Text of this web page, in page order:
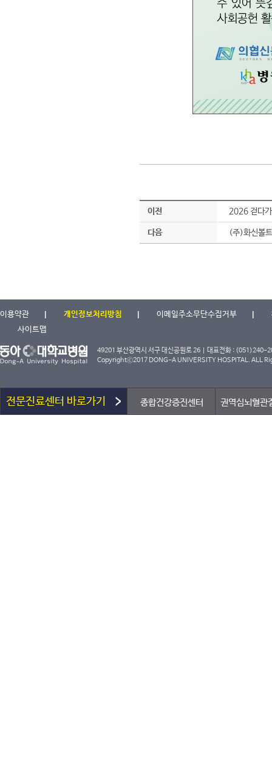
이전 2026 걷다
다음 (주)화신볼
전문진료센터 바로가기 종합건강증진센터 권역심뇌혈관
이용약관 개인정보처리방침 이메일주소무단수집거부
사이트맵
49201 부산광역시 서구 대신공원로 26 | 대표전화 :
Copyrightⓒ2017 DONG-A UNIVERSITY HOSPITAL. ALL